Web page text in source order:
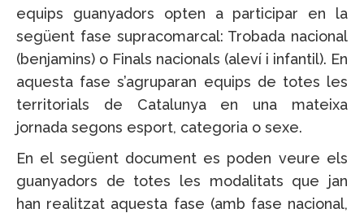
equips guanyadors opten a participar en la
següent fase supracomarcal: Trobada nacional
(benjamins) o Finals nacionals (aleví i infantil). En
aquesta fase s’agruparan equips de totes les
territorials de Catalunya en una mateixa
jornada segons esport, categoria o sexe.
En el següent document es poden veure els
guanyadors de totes les modalitats que jan
han realitzat aquesta fase (amb fase nacional,